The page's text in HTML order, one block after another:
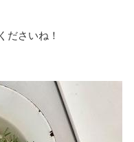
ださいね！